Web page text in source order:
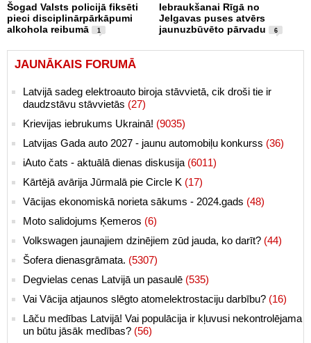
Šogad Valsts policijā fiksēti
pieci disciplinārpārkāpumi
alkohola reibumā
1
Iebraukšanai Rīgā no
Jelgavas puses atvērs
jaunuzbūvēto pārvadu
6
JAUNĀKAIS FORUMĀ
Latvijā sadeg elektroauto biroja stāvvietā, cik droši tie ir
daudzstāvu stāvvietās (27)
Krievijas iebrukums Ukrainā! (9035)
Latvijas Gada auto 2027 - jaunu automobiļu konkurss (36)
iAuto čats - aktuālā dienas diskusija (6011)
Kārtējā avārija Jūrmalā pie Circle K (17)
Vācijas ekonomiskā norieta sākums - 2024.gads (48)
Moto salidojums Ķemeros (6)
Volkswagen jaunajiem dzinējiem zūd jauda, ko darīt? (44)
Šofera dienasgrāmata. (5307)
Degvielas cenas Latvijā un pasaulē (535)
Vai Vācija atjaunos slēgto atomelektrostaciju darbību? (16)
Lāču medības Latvijā! Vai populācija ir kļuvusi nekontrolējama
un būtu jāsāk medības? (56)